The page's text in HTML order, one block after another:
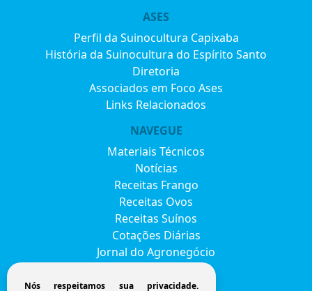
ASES
Perfil da Suinocultura Capixaba
História da Suinocultura do Espírito Santo
Diretoria
Associados em Foco Ases
Links Relacionados
NAVEGUE
Materiais Técnicos
Notícias
Receitas Frango
Receitas Ovos
Receitas Suínos
Cotações Diárias
Jornal do Agronegócio
Envie seu currículo
Nós respeitamos sua privacidade.